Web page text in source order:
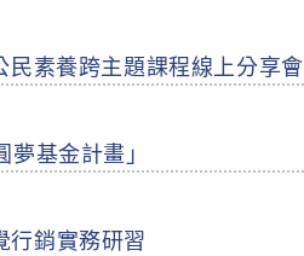
民素養跨主題課程線上分享會
基金計畫」
行銷實務研習